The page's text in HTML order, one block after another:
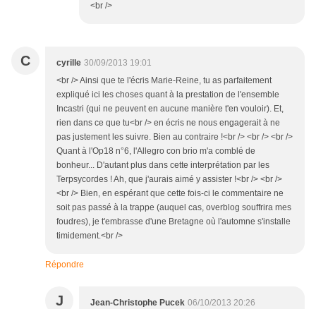
<br />
C cyrille 30/09/2013 19:01
<br /> Ainsi que te l'écris Marie-Reine, tu as parfaitement
expliqué ici les choses quant à la prestation de l'ensemble
Incastri (qui ne peuvent en aucune manière t'en vouloir). Et,
rien dans ce que tu<br /> en écris ne nous engagerait à ne
pas justement les suivre. Bien au contraire !<br /> <br /> <br />
Quant à l'Op18 n°6, l'Allegro con brio m'a comblé de
bonheur... D'autant plus dans cette interprétation par les
Terpsycordes ! Ah, que j'aurais aimé y assister !<br /> <br />
<br /> Bien, en espérant que cette fois-ci le commentaire ne
soit pas passé à la trappe (auquel cas, overblog souffrira mes
foudres), je t'embrasse d'une Bretagne où l'automne s'installe
timidement.<br />
Répondre
J Jean-Christophe Pucek 06/10/2013 20:26